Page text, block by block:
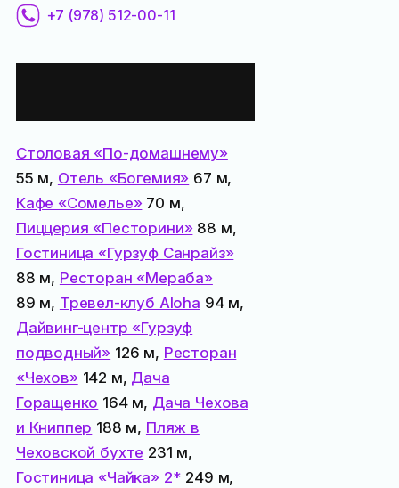
+7 (978) 512-00-11
Столовая «По-домашнему»
55 м, Отель «Богемия» 67 м,
Кафе «Сомелье»70 м,
Пиццерия «Песторини»88 м,
Гостиница «Гурзуф Санрайз»
88 м, Ресторан «Мераба»
89 м, Тревел-клуб Aloha 94 м,
Дайвинг-центр «Гурзуф
подводный» 126 м, Ресторан
«Чехов»142 м, Дача
Горащенко 164 м, Дача Чехова
и Книппер 188 м, Пляж в
Чеховской бухте 231 м,
Гостиница «Чайка» 2* 249 м,